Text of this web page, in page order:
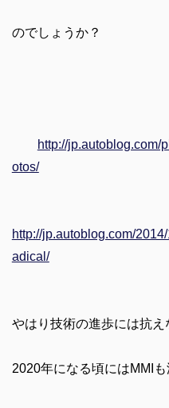
のでしょうか？
http://jp.autoblog.com/
otos/
http://jp.autoblog.com/
adical/
やはり技術の進歩には抗え
2020年になる頃にはMMI